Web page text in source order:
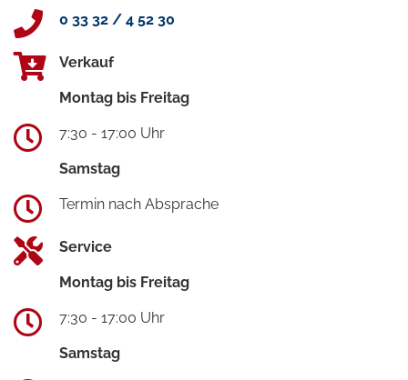
0 33 32 / 4 52 30
Verkauf
Montag bis Freitag
7:30 - 17:00 Uhr
Samstag
Termin nach Absprache
Service
Montag bis Freitag
7:30 - 17:00 Uhr
Samstag